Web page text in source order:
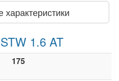
характеристики
1.6 AT
175